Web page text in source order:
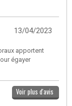
13/04/2023
apportent
égayer
Voir plus d'avis